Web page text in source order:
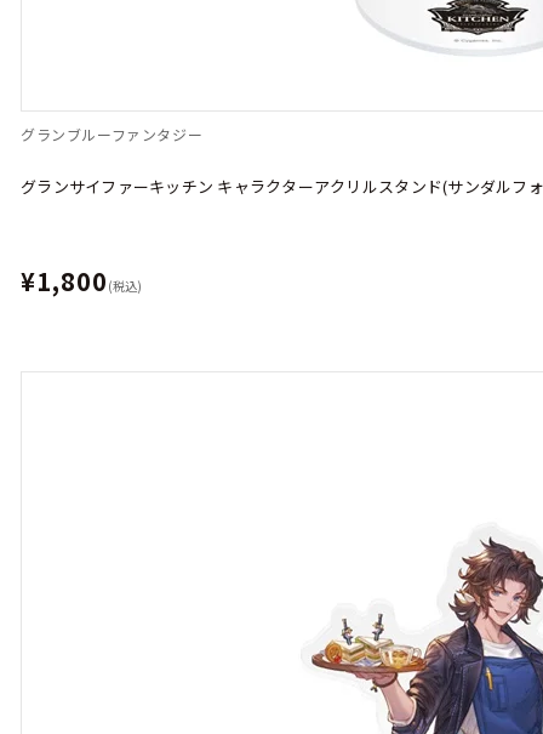
グランブルーファンタジー
グランサイファーキッチン キャラクターアクリルスタンド(サンダルフ
¥1,800 (税込)